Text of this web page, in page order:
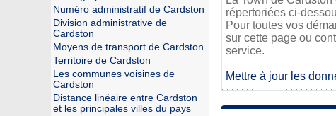
répertoriées ci-
Pour toutes vos
sur cette page ou
service.
Mettre à jour les
Numéro administratif de Cardston
Division administrative de
Cardston
Moyens de transport de Cardston
Territoire de Cardston
Les communes voisines de
Cardston
Distance linéaire entre Cardston
et les principales villes du pays